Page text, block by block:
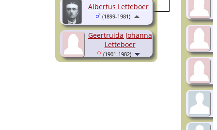
Geertruida Johanna
Letteboer
(1901-1982)
Albertus Letteboer
(1899-1981)